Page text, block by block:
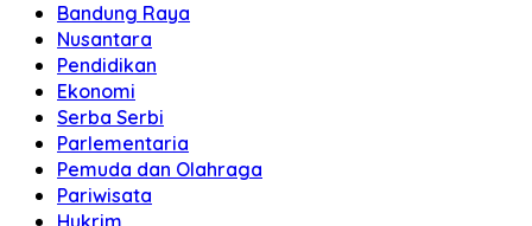
Bandung Raya
Nusantara
Pendidikan
Ekonomi
Serba Serbi
Parlementaria
Pemuda dan Olahraga
Pariwisata
Hukrim